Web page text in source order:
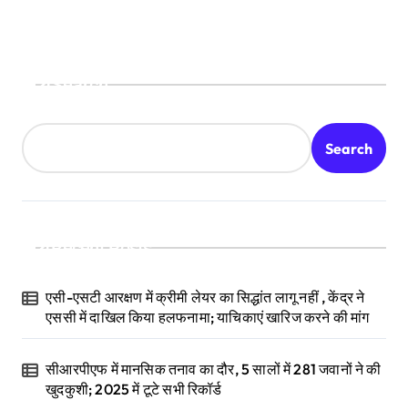
Search
Search
Recent Posts
एसी-एसटी आरक्षण में क्रीमी लेयर का सिद्धांत लागू नहीं , केंद्र ने
एससी में दाखिल किया हलफनामा; याचिकाएं खारिज करने की मांग
सीआरपीएफ में मानसिक तनाव का दौर, 5 सालों में 281 जवानों ने की
खुदकुशी; 2025 में टूटे सभी रिकॉर्ड